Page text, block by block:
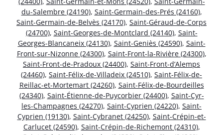
du-Salembre (24190), Saint-Germain-des-Prés (24160),
Saint-Germain-de-Belvès (24170), Saint-Géraud-de-Corps
(24700), Saint-Georges-de-Montclard (24140), Saint-
Georges-Blancaneix (24130), Saint-Geniès (24590), Saint-
Front-sur-Nizonne (24300), Saint-Front-la-Rivière (24300),
Saint-Front-de-Pradoux (24400), Saint-Front-d’Alemps
(24460), Saint-Félix-de-Villadeix (24510), Saint-Félix-de-
Reillac-et-Mortemart (24260), Saint-Félix-de-Bourdeilles
(24340), Saint-Étienne-de-Puycorbier (24400), Saint-Cyr-
les-Champagnes (24270), Saint-Cyprien (24220), Saint-
Cyprien (19130), Saint-Cybranet (24250), Saint-Crépin-et-
Carlucet (24590), Saint-Crépin-de-Richemont (24310),